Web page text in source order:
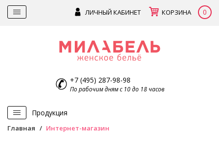
ЛИЧНЫЙ КАБИНЕТ КОРЗИНА 0
+7 (495) 287-98-98
По рабочим дням с 10 до 18 часов
Продукция
Главная Интернет-магазин